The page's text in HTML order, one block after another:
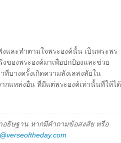
และทำตามใจพระองค์นั้น เป็นพระพร
ของพระองค์มาเพื่อปกป้องและช่วย
บางครั้งเกิดความลังเลสงสัยใน
แหล่งอื่น ที่มีแต่พระองค์เท่านั้นที่ให้ได้
ธิษฐาน หากมีคำถามข้อสงสัย หรือ